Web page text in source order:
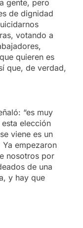
gente, pero
de dignidad
votando a
quieren es
que, de verdad,
“es muy
elección
viene es un
empezaron
nosotros por
de una
y hay que